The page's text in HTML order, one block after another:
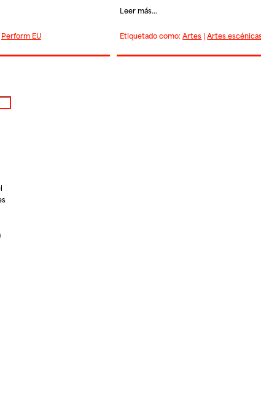
Perform EU
Leer más...
Etiquetado como:Artes |Artes